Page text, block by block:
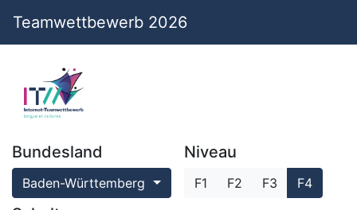
Teamwettbewerb 2026
Bundesland
Baden-Württemberg
Niveau
F1 F2 F3 F4